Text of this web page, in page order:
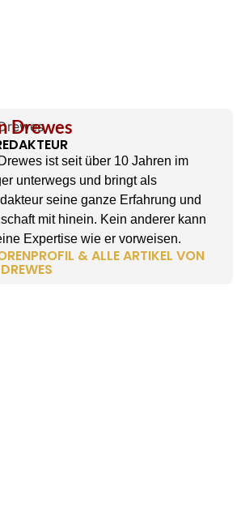
Drewes
ist seit über 10 Jahren im
unterwegs und bringt als
seine ganze Erfahrung und
mit hinein. Kein anderer kann
Expertise wie er vorweisen.
& ALLE ARTIKEL VON